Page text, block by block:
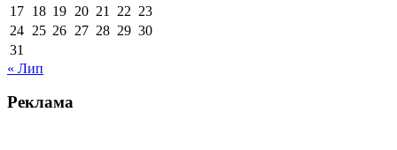
17 18 19 20 21 22 23
24 25 26 27 28 29 30
31
« Лип
Реклама